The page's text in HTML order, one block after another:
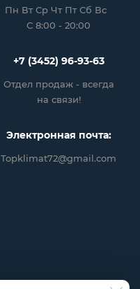
Пн Вт Ср Чт Пт Сб Вс
С 8:00 - 20:00
+7 (3452) 96-93-63
Отдел продаж - всегда
на связи!
Электронная почта:
Topklimat72@gmail.com